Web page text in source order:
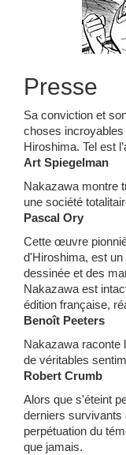
Presse
Sa conviction et
choses
Hiroshima. Tel est
Art Spiegelman
Nakazawa montre
une société
Pascal Ory
Cette œuvre
d'Hiroshima, est un
dessinée et des
Nakazawa est
édition française,
Benoît Peeters
Nakazawa raconte
de véritables
Robert Crumb
Alors que s'éteint
derniers survivants
perpétuation du
que jamais.